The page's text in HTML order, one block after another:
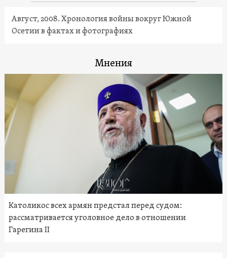
Август, 2008. Хронология войны вокруг Южной
Осетии в фактах и фотографиях
Мнения
Католикос всех армян предстал перед судом:
рассматривается уголовное дело в отношении
Гарегина II